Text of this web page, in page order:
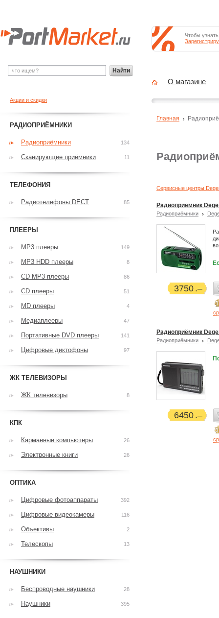
Сервисные центры
Радиоприёмник
Радиоприёмники
3750
Радиоприёмник
Радиоприёмники
6450
Главная
Акции и скидки
РАДИОПРИЁМНИКИ
Радиоприёмники 134
Сканирующие приёмники 11
ТЕЛЕФОНИЯ
Радиотелефоны DECT 85
ПЛЕЕРЫ
MP3 плееры 149
MP3 HDD плееры 8
CD MP3 плееры 86
CD плееры 51
MD плееры 4
Медиаплееры 47
Портативные DVD плееры 141
Цифровые диктофоны 97
ЖК ТЕЛЕВИЗОРЫ
ЖК телевизоры 8
КПК
Карманные компьютеры 26
Электронные книги 26
ОПТИКА
Цифровые фотоаппараты 392
Цифровые видеокамеры 116
Объективы 2
Телескопы 13
НАУШНИКИ
Беспроводные наушники 28
Наушники 395
Найти
Чтобы
О магазине